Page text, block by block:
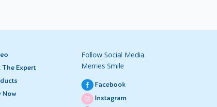
The Expert
Now
Follow Social Media
Merries Smile
Facebook
Instagram